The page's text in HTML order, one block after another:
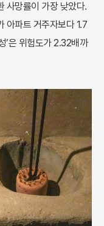
사망률이 가장 낮았다.
아파트 거주자보다 1.7
’은 위험도가 2.32배까